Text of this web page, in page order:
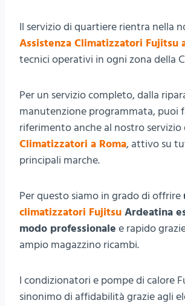
Il servizio di quartiere rientra nella
Assistenza Climatizzatori Fujitsu
tecnici operativi in ogni zona della
Per un servizio completo, dalla
manutenzione programmata, puoi
riferimento anche al nostro servizio
Climatizzatori a Roma, attivo su
principali marche.
Per questo siamo in grado di offrire
climatizzatori Fujitsu Ardeatina
modo professionale e rapido
ampio magazzino ricambi.
I condizionatori e pompe di calore
sinonimo di affidabilità grazie agli